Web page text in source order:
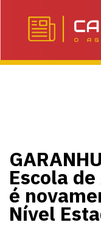
Escola
é
Nível